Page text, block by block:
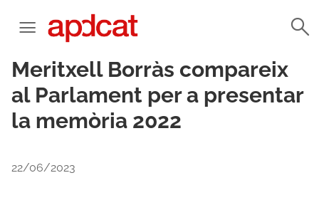
Meritxell Borràs compareix
al Parlament per a presentar
la memòria 2022
22/06/2023